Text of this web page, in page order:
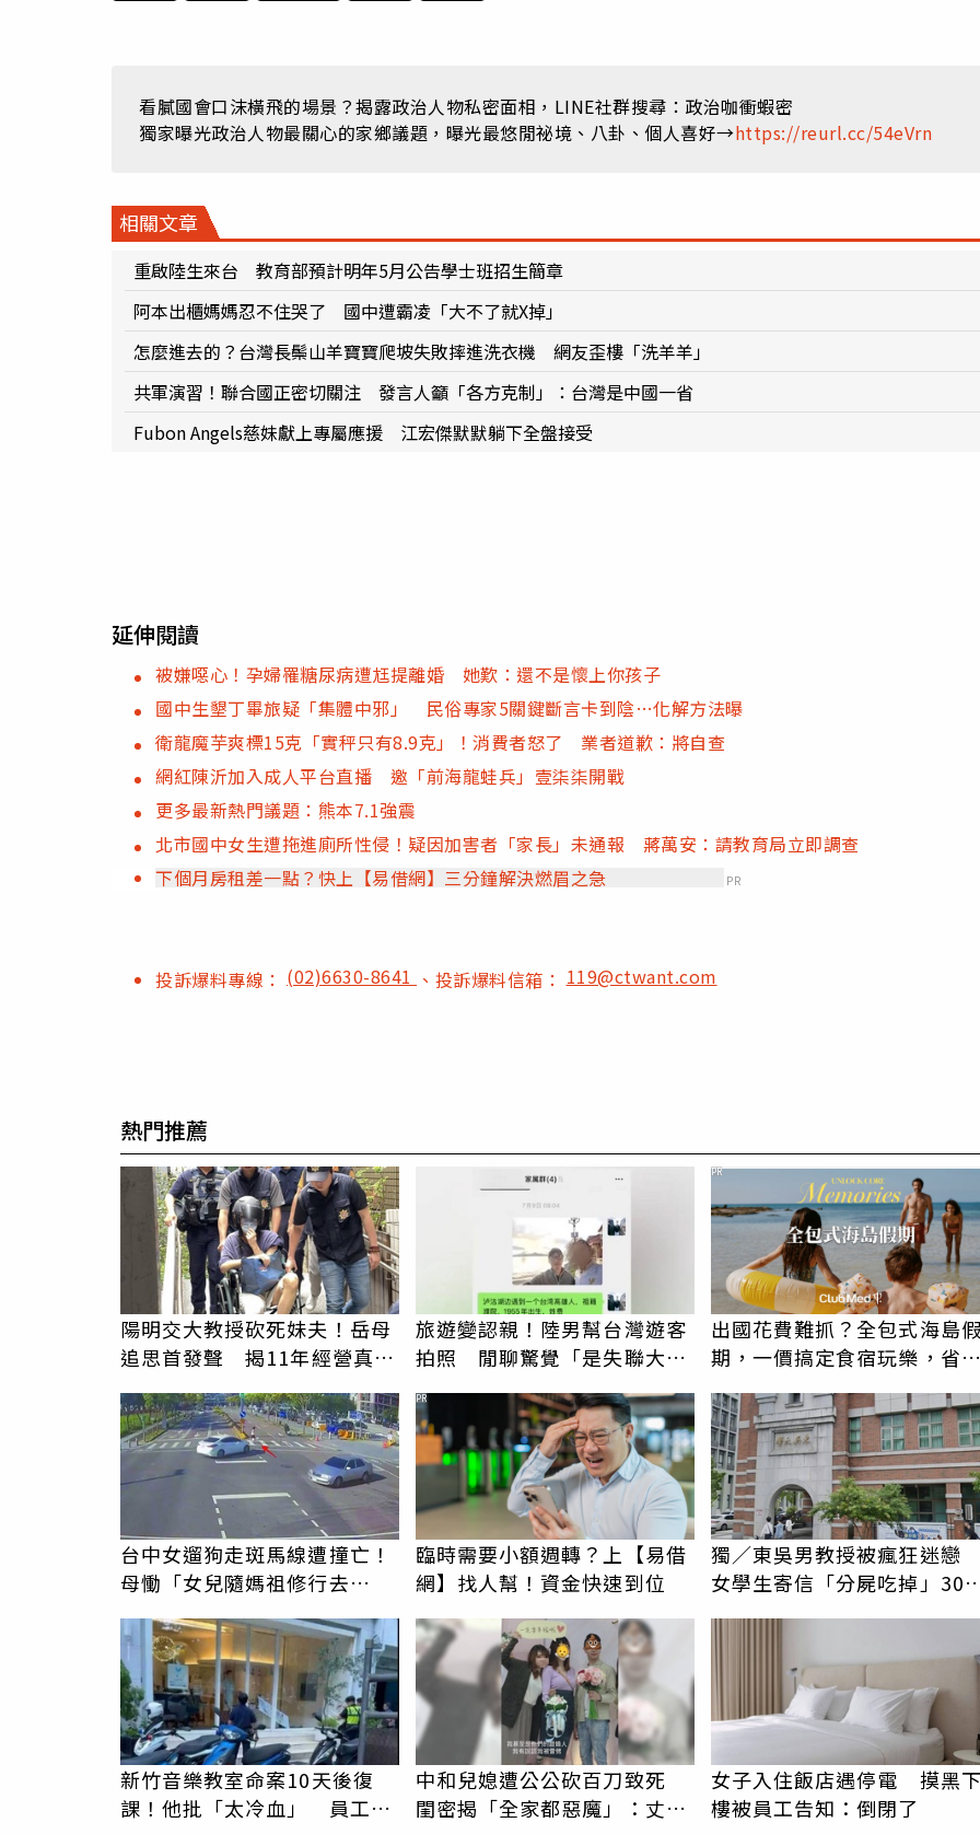
看膩國會口沫橫飛的場景？揭露政治人物私密面相，LINE社群搜尋：政治咖衝蝦密
獨家曝光政治人物最關心的家鄉議題，曝光最悠閒祕境、八卦、個人喜好→https://reurl.cc/54eVrn
相關文章
重啟陸生來台 教育部預計明年5月公告學士班招生簡章
阿本出櫃媽媽忍不住哭了 國中遭霸凌「大不了就X掉」
怎麼進去的？台灣長鬃山羊寶寶爬坡失敗摔進洗衣機 網友歪樓「洗羊羊」
共軍演習！聯合國正密切關注 發言人籲「各方克制」：台灣是中國一省
Fubon Angels慈妹獻上專屬應援 江宏傑默默躺下全盤接受
延伸閱讀
被嫌噁心！孕婦罹糖尿病遭尪提離婚 她歎：還不是懷上你孩子
國中生墾丁畢旅疑「集體中邪」 民俗專家5關鍵斷言卡到陰…化解方法曝
衛龍魔芋爽標15克「實秤只有8.9克」！消費者怒了 業者道歉：將自查
網紅陳沂加入成人平台直播 邀「前海龍蛙兵」壹柒柒開戰
更多最新熱門議題：熊本7.1強震
北市國中女生遭拖進廁所性侵！疑因加害者「家長」未通報 蔣萬安：請教育局立即調查
下個月房租差一點？快上【易借網】三分鐘解決燃眉之急
PR
投訴爆料專線： (02)6630-8641 、投訴爆料信箱：119@ctwant.com
熱門推薦
陽明交大教授砍死妹夫！岳母
追思首發聲 揭11年經營真相
旅遊變認親！陸男幫台灣遊客
拍照 閒聊驚覺「是失聯大
出國花費難抓？全包式海島
期，一價搞定食宿玩樂，省
PR
台中女遛狗走斑馬線遭撞亡！
母慟「女兒隨媽祖修行去
臨時需要小額週轉？上【易借
網】找人幫！資金快速到位
PR
獨／東吳男教授被瘋狂迷
女學生寄信「分屍吃掉」30
新竹音樂教室命案10天後復
課！他批「太冷血」 員工怒
中和兒媳遭公公砍百刀致死
閨密揭「全家都惡魔」：丈夫
女子入住飯店遇停電 摸黑
樓被員工告知：倒閉了